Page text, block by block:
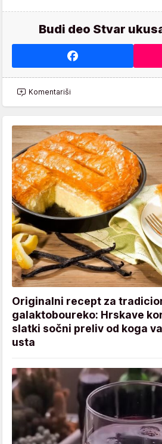
Budi deo Stvar
Komentariši
Originalni recept za
galaktoboureko: Hrskave
slatki sočni preliv od koga
usta